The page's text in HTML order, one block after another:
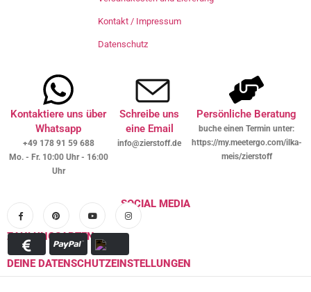
Kontakt / Impressum
Datenschutz
Kontaktiere uns über
Whatsapp
+49 178 91 59 688
Mo. - Fr. 10:00 Uhr - 16:00
Uhr
Schreibe uns
eine Email
info@zierstoff.de
Persönliche Beratung
buche einen Termin unter:
https://my.meetergo.com/ilka-
meis/zierstoff
SOCIAL MEDIA
ZAHLUNGSARTEN
DEINE DATENSCHUTZEINSTELLUNGEN